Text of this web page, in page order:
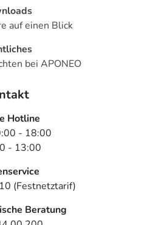
auf einen Blick
bei APONEO
Hotline
- 18:00
- 13:00
(Festnetztarif)
Beratung